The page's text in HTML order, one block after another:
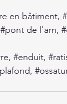
en bâtiment,
#pont de l'arn,
#enduit,
plafond,